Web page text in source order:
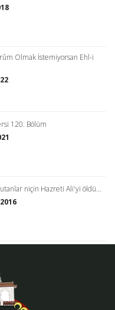
Olmak İstemiyorsan Ehl-i
120. Bölüm
niçin Hazreti Ali'yi öldü...